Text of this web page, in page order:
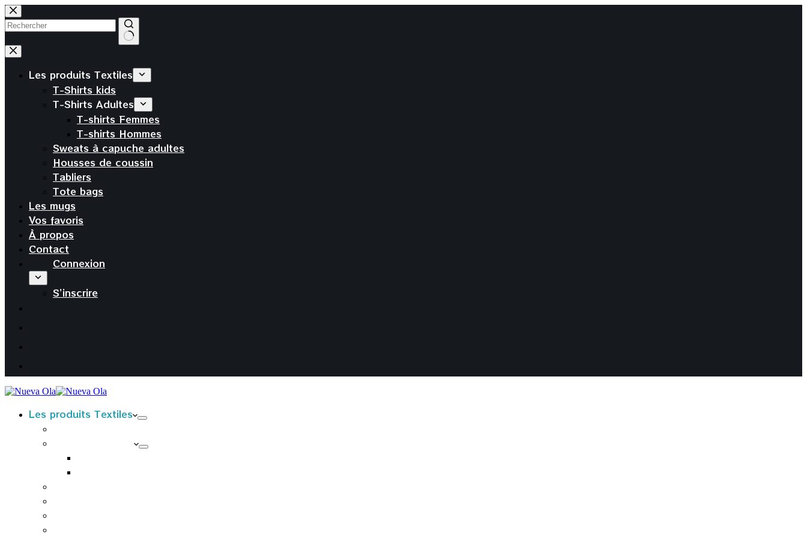
Passer
au
contenu
Aucun
résultat
Les produits Textiles
T-Shirts kids
T-Shirts Adultes
T-shirts Femmes
T-shirts Hommes
Sweats à capuche adultes
Housses de coussin
Tabliers
Tote bags
Les mugs
Vos favoris
À propos
Contact
Connexion
S’inscrire
Les produits Textiles